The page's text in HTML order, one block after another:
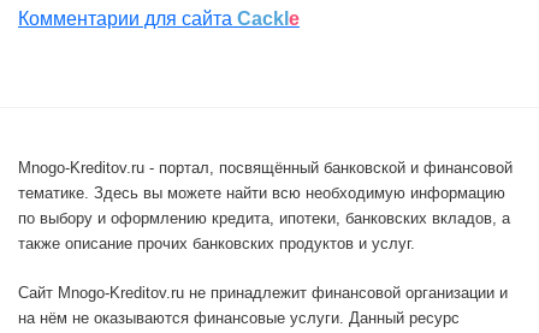
Комментарии для сайта Cackl e
Mnogo-Kreditov.ru - портал, посвящённый банковской и финансовой
тематике. Здесь вы можете найти всю необходимую информацию
по выбору и оформлению кредита, ипотеки, банковских вкладов, а
также описание прочих банковских продуктов и услуг.
Сайт Mnogo-Kreditov.ru не принадлежит финансовой организации и
на нём не оказываются финансовые услуги. Данный ресурс